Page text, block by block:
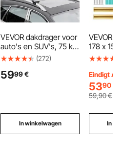
VEVOR dakdrager voor
auto's en SUV's, 75 kg
draagvermogen, 135
dwarsstangen, 2
m voor fietsen, reis-,
kampeer-, kajak- en
(272)
5999 €
In winkelwagen
VEVOR
178 x
adapter
staande
Eindigt
5390
59,90€
In